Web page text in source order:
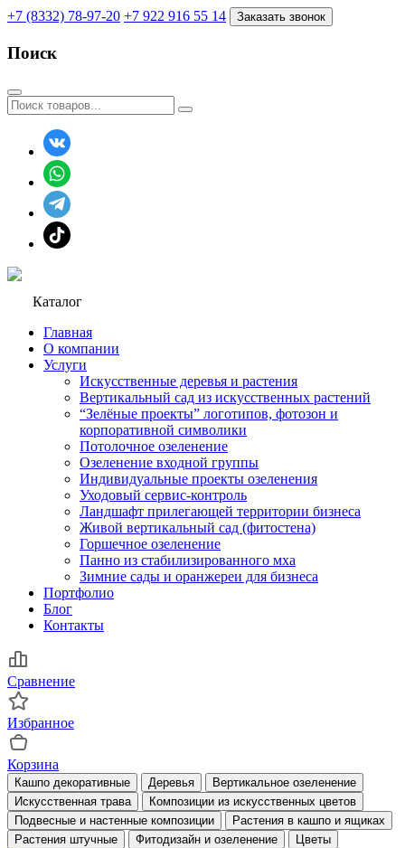
+7 (8332) 78-97-20 +7 922 916 55 14 Заказать звонок
Поиск
Каталог
Главная
О компании
Услуги
Искусственные деревья и растения
Вертикальный сад из искусственных растений
“Зелёные проекты” логотипов, фотозон и
корпоративной символики
Потолочное озеленение
Озеленение входной группы
Индивидуальные проекты озеленения
Уходовый сервис-контроль
Ландшафт прилегающей территории бизнеса
Живой вертикальный сад (фитостена)
Горшечное озеленение
Панно из стабилизированного мха
Зимние сады и оранжереи для бизнеса
Портфолио
Блог
Контакты
Сравнение
Избранное
Корзина
Кашпо декоративные Деревья
Вертикальное озеленение
Искусственная трава
Композиции из искусственных цветов
Подвесные и настенные композиции
Растения в кашпо и ящиках
Растения штучные
Фитодизайн и озеленение Цветы